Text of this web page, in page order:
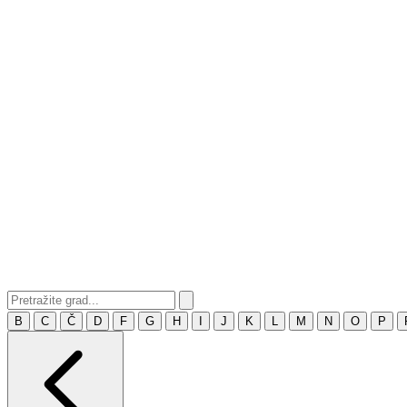
B C Č D F G H J K M N O P